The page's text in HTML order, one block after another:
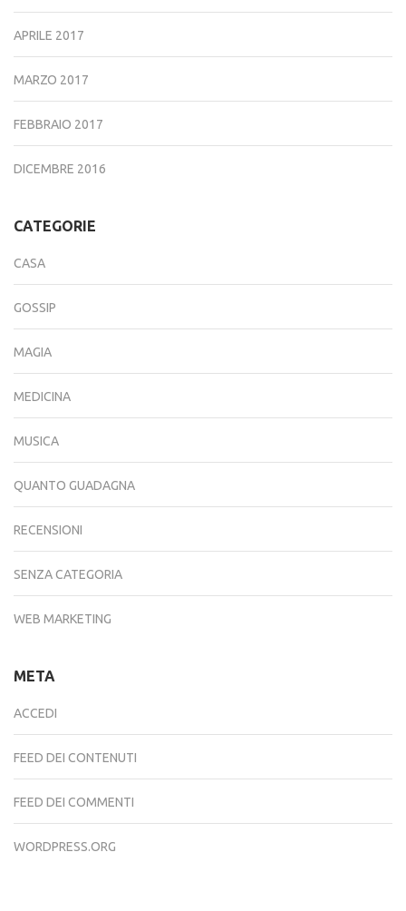
APRILE 2017
MARZO 2017
FEBBRAIO 2017
DICEMBRE 2016
CATEGORIE
CASA
GOSSIP
MAGIA
MEDICINA
MUSICA
QUANTO GUADAGNA
RECENSIONI
SENZA CATEGORIA
WEB MARKETING
META
ACCEDI
FEED DEI CONTENUTI
FEED DEI COMMENTI
WORDPRESS.ORG